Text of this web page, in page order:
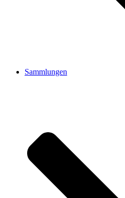
Sammlungen